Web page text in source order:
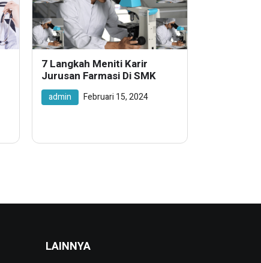
7 Langkah Meniti Karir
Jurusan Farmasi Di SMK
admin Februari 15, 2024
LAINNYA